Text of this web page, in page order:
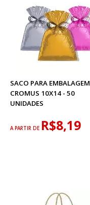
SACO PARA EMBALAGEM
CROMUS 10X14 - 50
UNIDADES
A PARTIR DE R$8,19